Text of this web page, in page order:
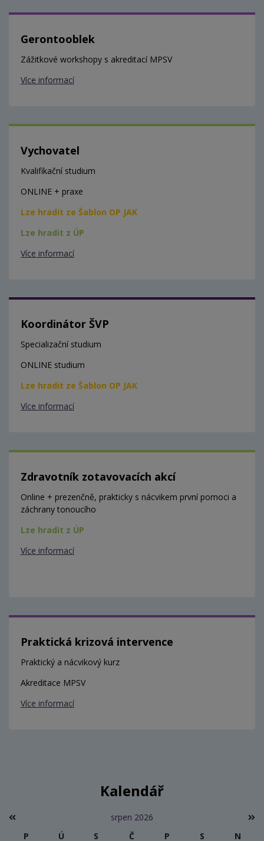
Gerontooblek
Zážitkové workshopy s akreditací MPSV
Více informací
Vychovatel
Kvalifikační studium
ONLINE + praxe
Lze hradit ze Šablon OP JAK
Lze hradit z ÚP
Více informací
Koordinátor ŠVP
Specializační studium
ONLINE studium
Lze hradit ze Šablon OP JAK
Více informací
Zdravotník zotavovacích akcí
Online + prezenčně, prakticky s nácvikem první pomoci a
záchrany tonoucího
Lze hradit z ÚP
Více informací
Praktická krizová intervence
Praktický a nácvikový kurz
Akreditace MPSV
Více informací
Kalendář
srpen 2026
P
Ú S Č P S
N